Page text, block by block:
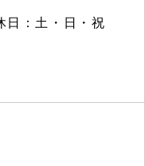
日：土・日・祝